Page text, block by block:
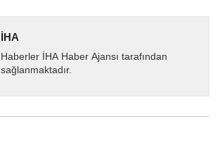
İHA
Haberler İHA Haber Ajansı tarafından
sağlanmaktadır.